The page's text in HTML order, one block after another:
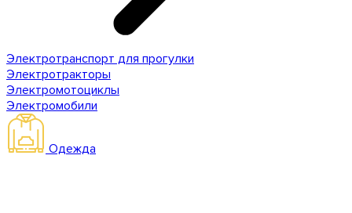
Электротранспорт для прогулки
Электротракторы
Электромотоциклы
Электромобили
Одежда